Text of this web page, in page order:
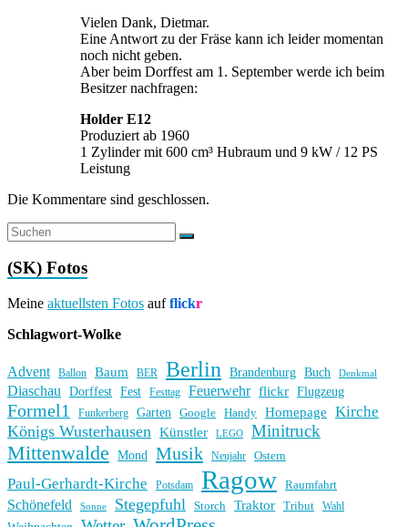
Vielen Dank, Dietmar.
Eine Antwort zu der Fräse kann ich leider momentan
noch nicht geben.
Aber beim Dorffest am 1. September werde ich beim
Besitzer nachfragen:
Holder E12
Produziert ab 1960
1 Zylinder mit 600 cm³ Hubraum und 9 kW / 12 PS
Leistung
Die Kommentare sind geschlossen.
(SK) Fotos
Meine aktuellsten Fotos aufflickr
Schlagwort-Wolke
Advent Ballon Baum BER Berlin Brandenburg Buch Denkmal
Diaschau Dorffest Fest Festtag Feuerwehr flickr Flugzeug
Formel1 Funkerberg Garten Google Handy Homepage Kirche
Königs Wusterhausen Künstler LEGO Minitruck
Mittenwalde Mond Musik Neujahr Ostern
Paul-Gerhardt-Kirche Potsdam Ragow Raumfahrt
Schönefeld Sonne Stegepfuhl Storch Traktor Tribut Wahl